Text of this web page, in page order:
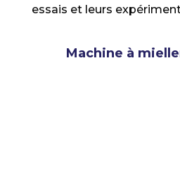
essais et leurs
Machine à